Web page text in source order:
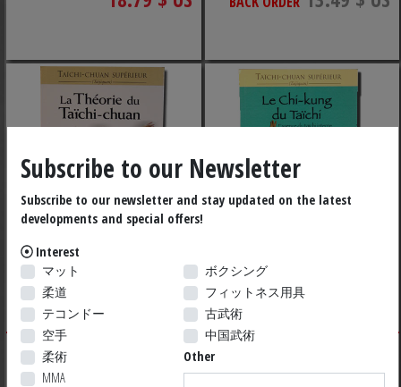
LA THEORIE DU TAICHI-
33.79 $ US
LE CHI-KUNG DU
TAICHI
Subscribe to our Newsletter
Subscribe to our newsletter and stay updated on the latest
developments and special offers!
Interest
マット
柔道
テコンドー
空手
柔術
MMA
ボクシング
フィットネス用具
古武術
中国武術
Other